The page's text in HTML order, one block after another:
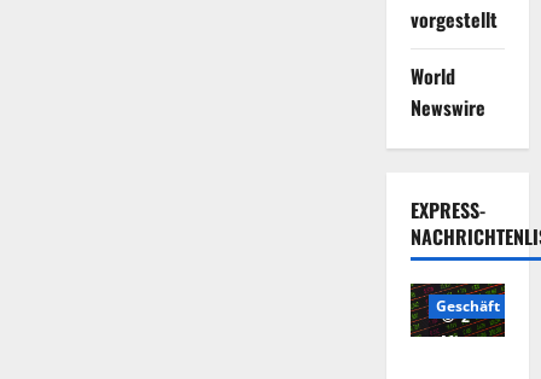
vorgestellt
World
Newswire
EXPRESS-
2
Minuten
Geschäft